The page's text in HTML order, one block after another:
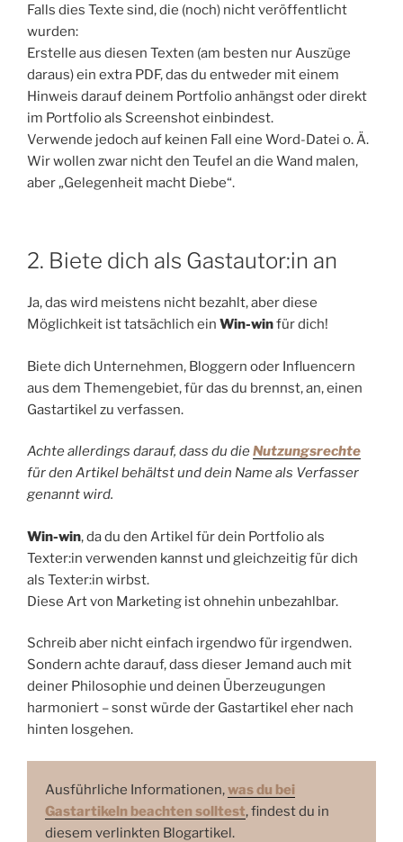
Falls dies Texte sind, die (noch) nicht veröffentlicht
wurden:
Erstelle aus diesen Texten (am besten nur Auszüge
daraus) ein extra PDF, das du entweder mit einem
Hinweis darauf deinem Portfolio anhängst oder direkt
im Portfolio als Screenshot einbindest.
Verwende jedoch auf keinen Fall eine Word-Datei o. Ä.
Wir wollen zwar nicht den Teufel an die Wand malen,
aber „Gelegenheit macht Diebe“.
2. Biete dich als Gastautor:in an
Ja, das wird meistens nicht bezahlt, aber diese
Möglichkeit ist tatsächlich ein Win-winfür dich!
Biete dich Unternehmen, Bloggern oder Influencern
aus dem Themengebiet, für das du brennst, an, einen
Gastartikel zu verfassen.
Achte allerdings darauf, dass du dieNutzungsrechte
für den Artikel behältst und dein Name als Verfasser
genannt wird.
Win-win, da du den Artikel für dein Portfolio als
Texter:in verwenden kannst und gleichzeitig für dich
als Texter:in wirbst.
Diese Art von Marketing ist ohnehin unbezahlbar.
Schreib aber nicht einfach irgendwo für irgendwen.
Sondern achte darauf, dass dieser Jemand auch mit
deiner Philosophie und deinen Überzeugungen
harmoniert – sonst würde der Gastartikel eher nach
hinten losgehen.
Ausführliche Informationen,was du bei
Gastartikeln beachten solltest, findest du in
diesem verlinkten Blogartikel.